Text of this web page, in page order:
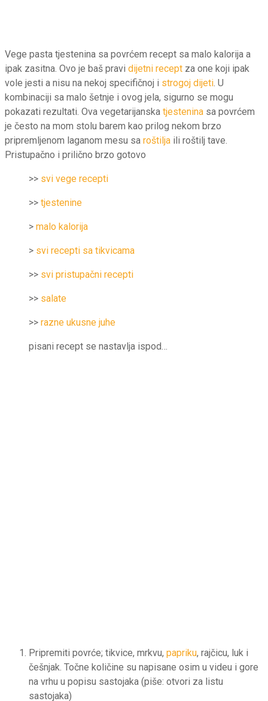
Vege pasta tjestenina sa povrćem recept sa malo kalorija a
ipak zasitna. Ovo je baš pravi dijetni recept za one koji ipak
vole jesti a nisu na nekoj specifičnoj i strogoj dijeti . U
kombinaciji sa malo šetnje i ovog jela, sigurno se mogu
pokazati rezultati. Ova vegetarijanska tjestenina sa povrćem
je često na mom stolu barem kao prilog nekom brzo
pripremljenom laganom mesu sa roštilja ili roštilj tave.
Pristupačno i prilično brzo gotovo
>> svi vege recepti
>> tjestenine
> malo kalorija
> svi recepti sa tikvicama
>> svi pristupačni recepti
>> salate
>> razne ukusne juhe
pisani recept se nastavlja ispod…
Pripremiti povrće; tikvice, mrkvu, papriku, rajčicu, luk i
češnjak. Točne količine su napisane osim u videu i gore
na vrhu u popisu sastojaka (piše: otvori za listu
sastojaka)